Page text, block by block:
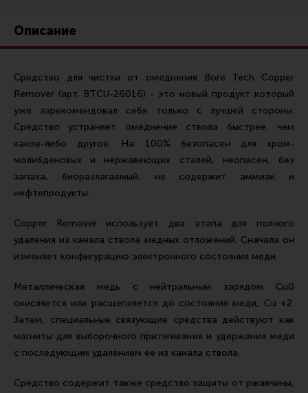
Стрелковые таймеры
Другие аксессуары IPSC
Экипировка
Пневматика
Стрелковые очки
Стрелковые наушники
Кобуры
Подсумки
Перчатки
Защита головы
Тактическая медицина
Чехлы, рюкзаки, сумки
Прочее снаряжение
Описание
Средство для чистки от омеднения Bore Tech Copper
Remover (арт. BTCU-26016) - это новый продукт который
уже зарекомендовал себя только с лучшей стороны.
Средство устраняет омеднение ствола быстрее, чем
какое-либо другое. На 100% безопасен для хром-
молибденовых и нержавеющих сталей, неопасен, без
запаха, биоразлагаемый, не содержит аммиак и
нефтепродукты.
Copper Remover использует два этапа для полного
удаления из канала ствола медных отложений. Сначала он
изменяет конфигурацию электронного состояния меди.
Металлическая медь с нейтральным зарядом Cu0
окисляется или расщепляется до состояния меди, Cu +2.
Затем, специальные связующие средства действуют как
магниты для выборочного притягивания и удержания меди
с последующим удалением ее из канала ствола.
Средство содержит также средство защиты от ржавчины,